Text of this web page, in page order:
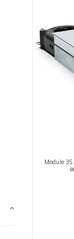
Module